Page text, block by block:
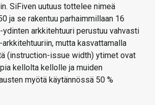
SiFiven uutuus tottelee nimeä
ja se rakentuu parhaimmillaan 16
ydinten arkkitehtuuri perustuu vahvasti
mutta kasvattamalla
(instruction-issue width) ytimet ovat
kellolta kellolle ja muiden
myötä käytännössä 50 %